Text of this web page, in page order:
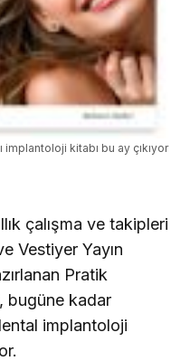
implantoloji kitabı bu ay çıkıyor
çalışma ve takipleri
Vestiyer Yayın
Pratik
bugüne kadar
implantoloji